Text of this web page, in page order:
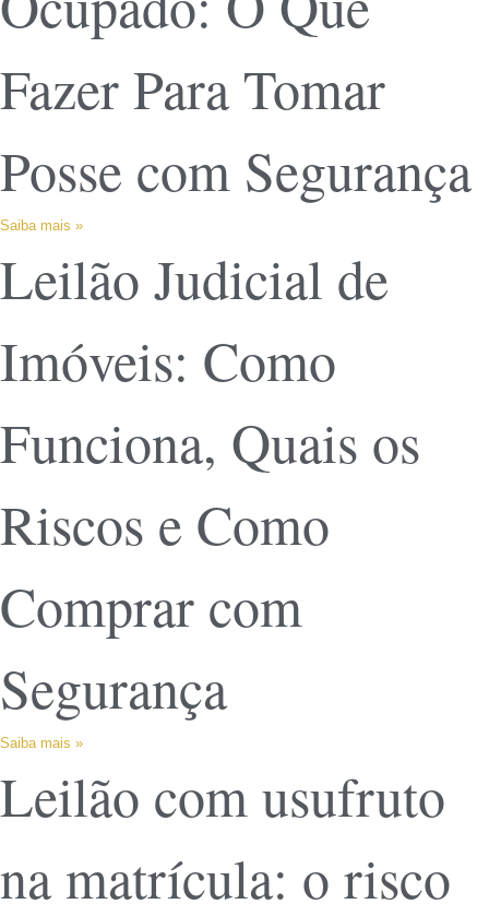
Fazer Para Tomar
Posse com Segurança
Saiba mais »
Leilão Judicial de
Imóveis: Como
Funciona, Quais os
Riscos e Como
Comprar com
Segurança
Saiba mais »
Leilão com usufruto
na matrícula: o risco